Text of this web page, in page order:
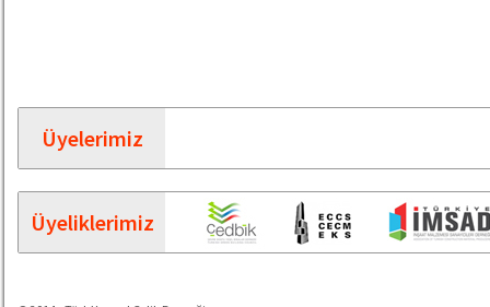
Üyelerimiz
Üyeliklerimiz